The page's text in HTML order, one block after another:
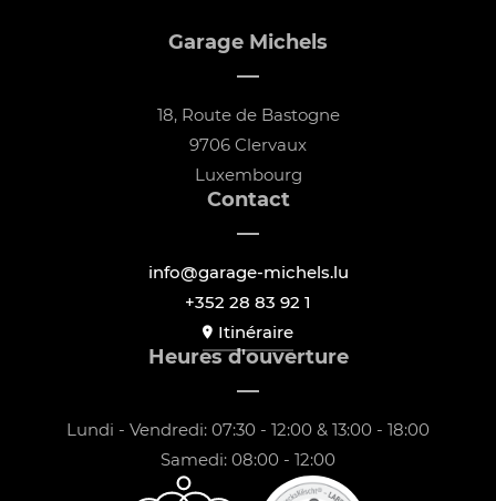
Garage Michels
18, Route de Bastogne
9706 Clervaux
Luxembourg
Contact
info@garage-michels.lu
+352 28 83 92 1
Itinéraire
Heures d'ouverture
Lundi - Vendredi: 07:30 - 12:00 & 13:00 - 18:00
Samedi: 08:00 - 12:00